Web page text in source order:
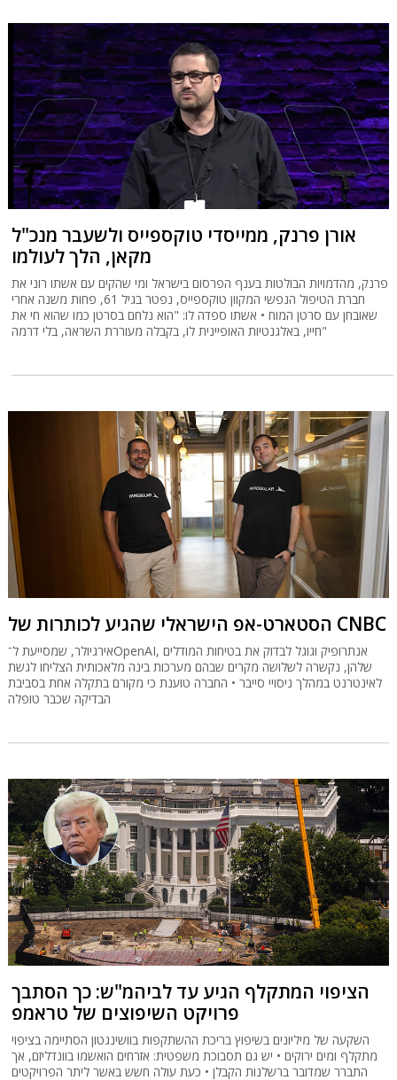
אורן פרנק, ממייסדי טוקספייס ולשעבר מנכ"ל
מקאן, הלך לעולמו
פרנק, מהדמויות הבולטות בענף הפרסום בישראל ומי שהקים עם אשתו רוני את
חברת הטיפול הנפשי המקוון טוקספייס, נפטר בגיל 61, פחות משנה אחרי
שאובחן עם סרטן המוח • אשתו ספדה לו: "הוא נלחם בסרטן כמו שהוא חי את
חייו, באלגנטיות האופיינית לו, בקבלה מעוררת השראה, בלי דרמה"
הסטארט-אפ הישראלי שהגיע לכותרות של CNBC
אירגיולר, שמסייעת ל־OpenAI, אנתרופיק וגוגל לבדוק את בטיחות המודלים
שלהן, נקשרה לשלושה מקרים שבהם מערכות בינה מלאכותית הצליחו לגשת
לאינטרנט במהלך ניסויי סייבר • החברה טוענת כי מקורם בתקלה אחת בסביבת
הבדיקה שכבר טופלה
הציפוי המתקלף הגיע עד לביהמ"ש: כך הסתבך
פרויקט השיפוצים של טראמפ
השקעה של מיליונים בשיפוץ בריכת ההשתקפות בוושינגטון הסתיימה בציפוי
מתקלף ומים ירוקים • יש גם תסבוכת משפטית: אזרחים הואשמו בוונדליזם, אך
התברר שמדובר ברשלנות הקבלן • כעת עולה חשש באשר ליתר הפרויקטים